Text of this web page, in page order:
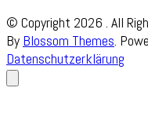
© Copyright 2026 . All
By Blossom Themes.
Datenschutzerklärung